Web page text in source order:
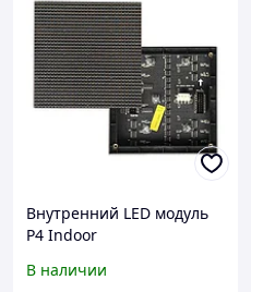
Внутренний LED модуль
P4 Indoor
В наличии